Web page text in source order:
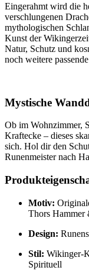
Eingerahmt wird die
verschlungenen
mythologischen
Kunst der
Natur, Schutz und
noch weitere
Mystische
Ob im Wohnzimmer,
Kraftecke – dieses
sich. Hol dir den
Runenmeister nach
Motiv:
Thors Hammer
Design:
Stil: Wikinger-
Spirituell